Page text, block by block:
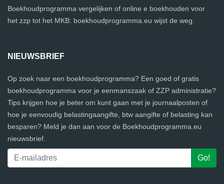
Boekhoudprogramma vergelijken of online e boekhouden voor
het zzp tot het MKB: boekhoudprogramma.eu wijst de weg.
NIEUWSBRIEF
Op zoek naar een boekhoudprogramma? Een goed of gratis
boekhoudprogramma voor je eenmanszaak of ZZP administratie?
Tips krijgen hoe je beter om kunt gaan met je journaalposten of
hoe je eenvoudig belastingaangifte, btw aangifte of belasting kan
besparen? Meld je dan aan voor de Boekhoudprogramma.eu
nieuwsbrief.